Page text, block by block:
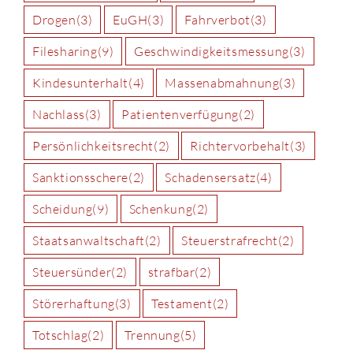
Drogen(3) EuGH(3) Fahrverbot(3)
Filesharing(9) Geschwindigkeitsmessung(3)
Kindesunterhalt(4) Massenabmahnung(3)
Nachlass(3) Patientenverfügung(2)
Persönlichkeitsrecht(2) Richtervorbehalt(3)
Sanktionsschere(2) Schadensersatz(4)
Scheidung(9) Schenkung(2)
Staatsanwaltschaft(2) Steuerstrafrecht(2)
Steuersünder(2) strafbar(2)
Störerhaftung(3) Testament(2)
Totschlag(2) Trennung(5)